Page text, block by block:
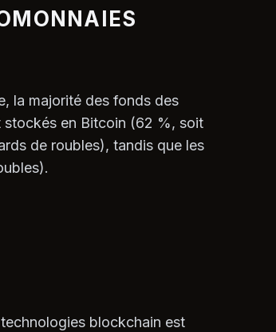
la majorité des fonds des
stockés en Bitcoin (62 %, soit
de roubles), tandis que les
blockchain est